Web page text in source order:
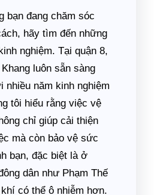
bạn đang chăm sóc
hãy tìm đến những
nghiệm. Tại quận 8,
luôn sẵn sàng
nhiều năm kinh nghiệm
tôi hiểu rằng việc vệ
chỉ giúp cải thiện
mà còn bảo vệ sức
bạn, đặc biệt là ở
dân như Phạm Thế
có thể ô nhiễm hơn.